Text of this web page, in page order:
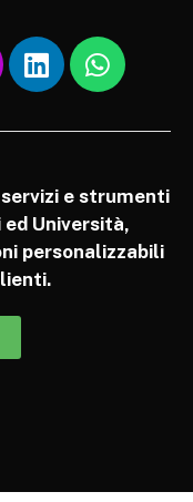
e strumenti
Università,
personalizzabili